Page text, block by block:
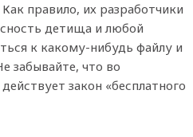
правило, их разработчики
детища и любой
к какому-нибудь файлу и
забывайте, что во
закон «бесплатного